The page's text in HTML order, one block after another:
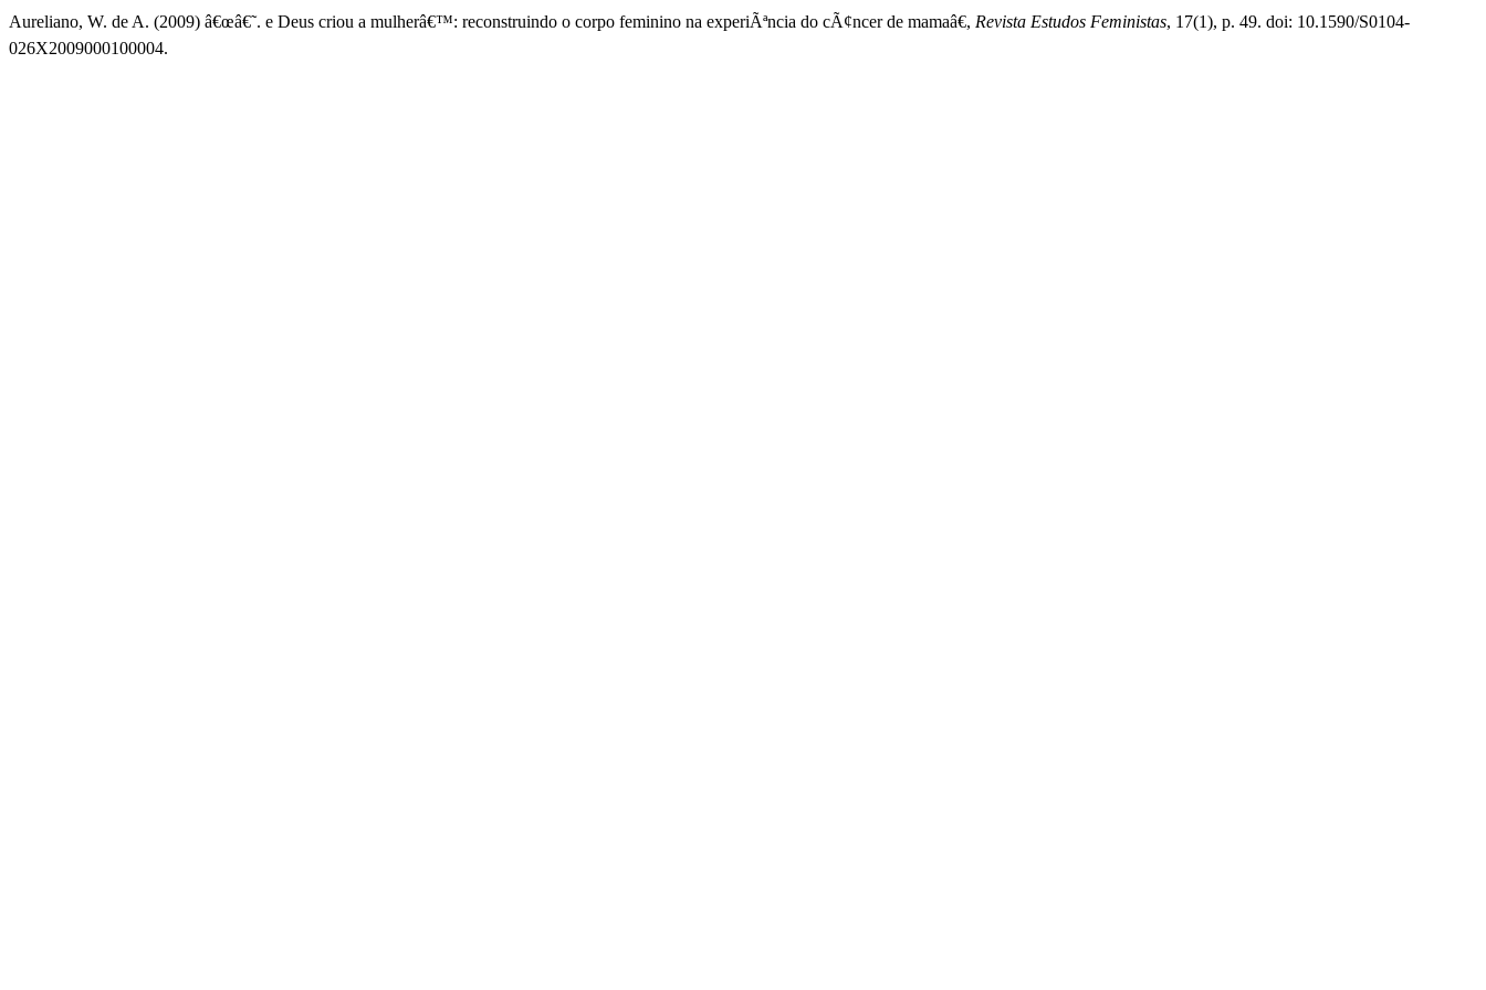
Aureliano, W. de A. (2009) â€œâ€˜. e Deus criou a mulherâ€™: reconstruindo o corpo feminino na experiÃªncia do cÃ¢ncer de mamaâ€, Revista Estudos Feministas, 17(1), p. 49. doi: 10.1590/S0104-
026X2009000100004.